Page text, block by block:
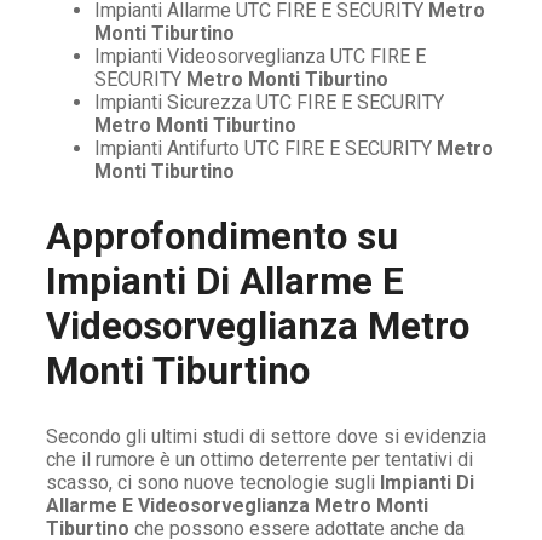
Impianti Allarme UTC FIRE E SECURITY Metro
Monti Tiburtino
Impianti Videosorveglianza UTC FIRE E
SECURITY Metro Monti Tiburtino
Impianti Sicurezza UTC FIRE E SECURITY
Metro Monti Tiburtino
Impianti Antifurto UTC FIRE E SECURITY Metro
Monti Tiburtino
Approfondimento su
Impianti Di Allarme E
Videosorveglianza Metro
Monti Tiburtino
Secondo gli ultimi studi di settore dove si evidenzia
che il rumore è un ottimo deterrente per tentativi di
scasso, ci sono nuove tecnologie sugli Impianti Di
Allarme E Videosorveglianza Metro Monti
Tiburtino che possono essere adottate anche da